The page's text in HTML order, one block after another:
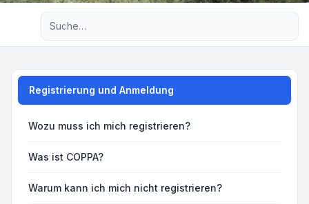
Registrierung und Anmeldung
Wozu muss ich mich registrieren?
Was ist COPPA?
Warum kann ich mich nicht registrieren?